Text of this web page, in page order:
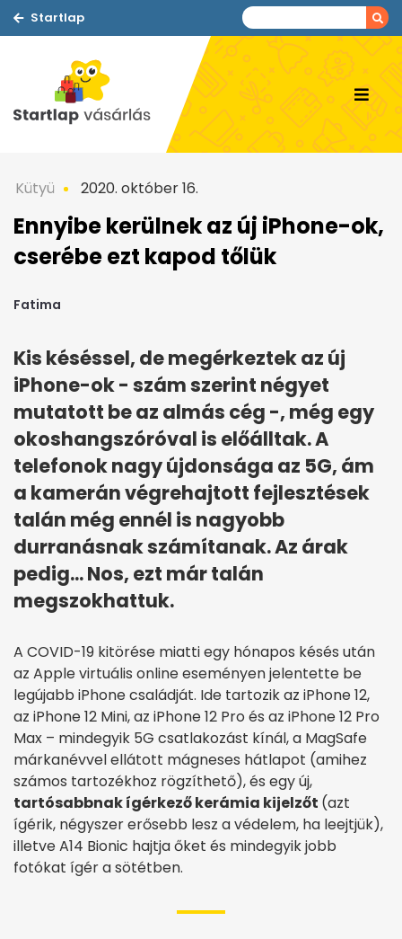
Startlap
Kütyü 2020. október 16.
Ennyibe kerülnek az új iPhone-ok,
cserébe ezt kapod tőlük
Fatima
Kis késéssel, de megérkeztek az új
iPhone-ok - szám szerint négyet
mutatott be az almás cég -, még egy
okoshangszóróval is előálltak. A
telefonok nagy újdonsága az 5G, ám
a kamerán végrehajtott fejlesztések
talán még ennél is nagyobb
durranásnak számítanak. Az árak
pedig... Nos, ezt már talán
megszokhattuk.
A COVID-19 kitörése miatti egy hónapos késés után
az Apple virtuális online eseményen jelentette be
legújabb iPhone családját. Ide tartozik az iPhone 12,
az iPhone 12 Mini, az iPhone 12 Pro és az iPhone 12 Pro
Max – mindegyik 5G csatlakozást kínál, a MagSafe
márkanévvel ellátott mágneses hátlapot (amihez
számos tartozékhoz rögzíthető), és egy új,
tartósabbnak ígérkező kerámia kijelzőt (azt
ígérik, négyszer erősebb lesz a védelem, ha leejtjük),
illetve A14 Bionic hajtja őket és mindegyik jobb
fotókat ígér a sötétben.